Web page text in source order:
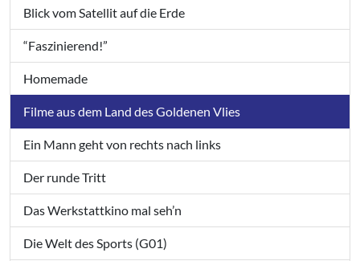
Blick vom Satellit auf die Erde
“Faszinierend!”
Homemade
Filme aus dem Land des Goldenen Vlies
Ein Mann geht von rechts nach links
Der runde Tritt
Das Werkstattkino mal seh’n
Die Welt des Sports (G01)